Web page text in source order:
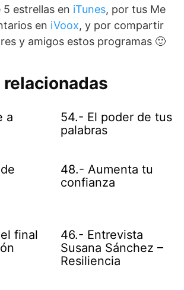
estrellas en iTunes, por tus Me
en iVoox, y por compartir
y amigos estos programas 🙂
a
54.- El poder de tus
palabras
48.- Aumenta tu
confianza
final
46.- Entrevista
Susana Sánchez –
Resiliencia